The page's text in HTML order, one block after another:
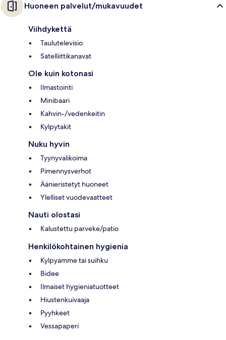
Huoneen palvelut/mukavuudet
Viihdykettä
Taulutelevisio
Satelliittikanavat
Ole kuin kotonasi
Ilmastointi
Minibaari
Kahvin-/vedenkeitin
Kylpytakit
Nuku hyvin
Tyynyvalikoima
Pimennysverhot
Äänieristetyt huoneet
Ylelliset vuodevaatteet
Nauti olostasi
Kalustettu parveke/patio
Henkilökohtainen hygienia
Kylpyamme tai suihku
Bidee
Ilmaiset hygieniatuotteet
Hiustenkuivaaja
Pyyhkeet
Vessapaperi